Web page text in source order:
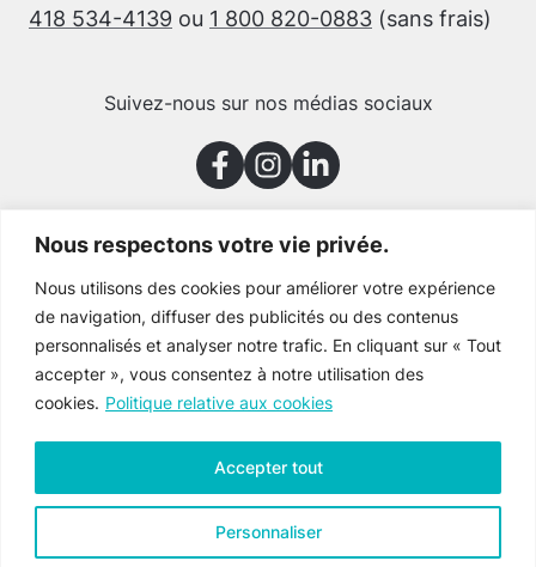
Nous respectons votre vie privée.
Nous utilisons des cookies pour améliorer votre expérience
de navigation, diffuser des publicités ou des contenus
personnalisés et analyser notre trafic. En cliquant sur « Tout
accepter », vous consentez à notre utilisation des
cookies. Politique relative aux cookies
Personnaliser
Accepter tout
418 534-4139 ou 1 800 820-0883 (sans frais)
Suivez-nous sur nos médias sociaux
Merci à nos partenaires